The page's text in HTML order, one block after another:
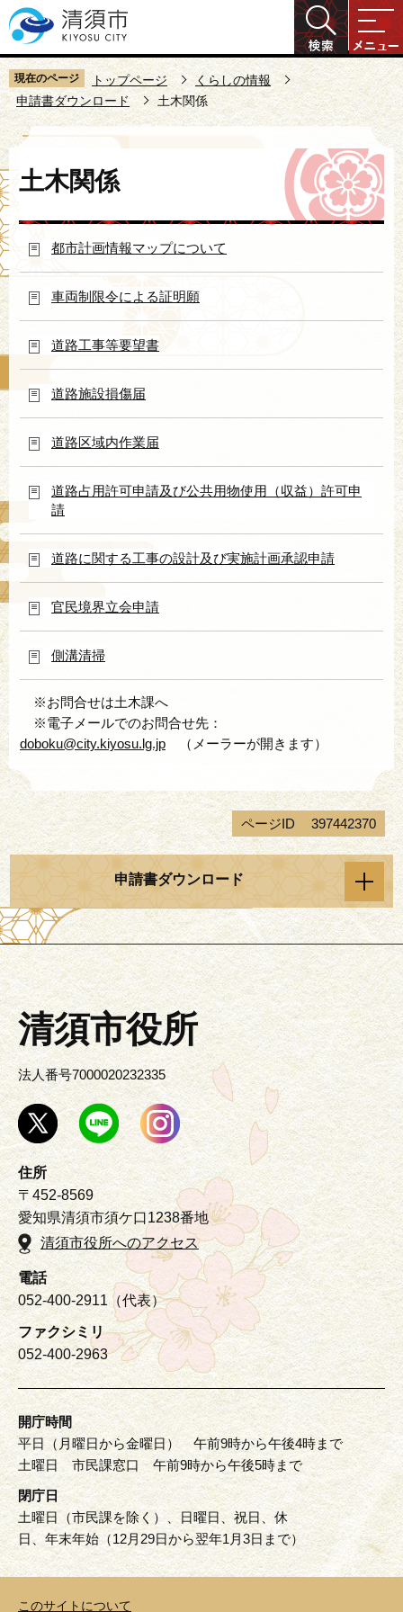
こ
の
ペ
ー
ジ
の
先
頭
で
す
現在のページ トップページ
くらしの情報
申請書ダウンロード
土木関係
文
こ
ら
土木関係
都市計画情報マップについて
車両制限令による証明願
道路工事等要望書
道路施設損傷届
道路区域内作業届
道路占用許可申請及び公共用物使用（収益）許可申
請
道路に関する工事の設計及び実施計画承認申請
官民境界立会申請
側溝清掃
※お問合せは土木課へ
※電子メールでのお問合せ先：
doboku@city.kiyosu.lg.jp （メーラーが開きます）
ページID 397442370
申請書ダウンロード
清須市役所
法人番号7000020232335
住所
〒452-8569
愛知県清須市須ケ口1238番地
清須市役所へのアクセス
電話
052-400-2911（代表）
ファクシミリ
052-400-2963
開庁時間
平日（月曜日から金曜日） 午前9時から午後4時まで
土曜日 市民課窓口 午前9時から午後5時まで
閉庁日
土曜日（市民課を除く）、日曜日、祝日、休
日、年末年始（12月29日から翌年1月3日まで）
このサイトについて